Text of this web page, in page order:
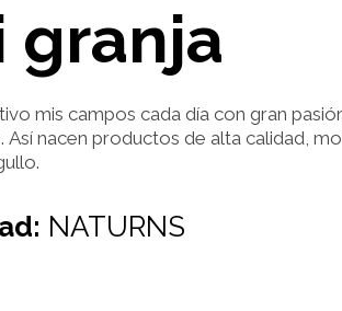
granja
mis campos cada día con gran
Así nacen productos de alta calidad,
NATURNS